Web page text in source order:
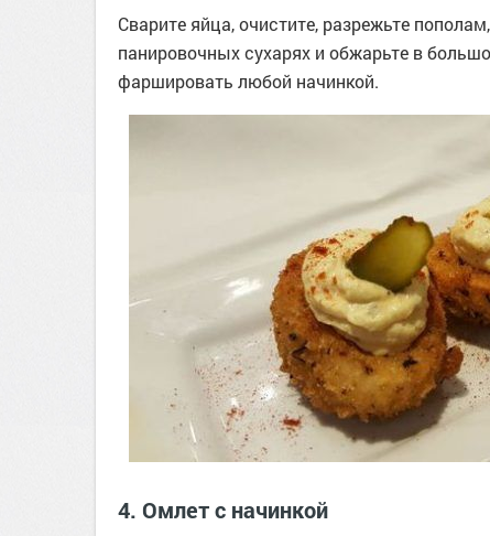
Сварите яйца, очистите, разрежьте
панировочных сухарях и обжарьте в
фаршировать любой начинкой.
4. Омлет с начинкой